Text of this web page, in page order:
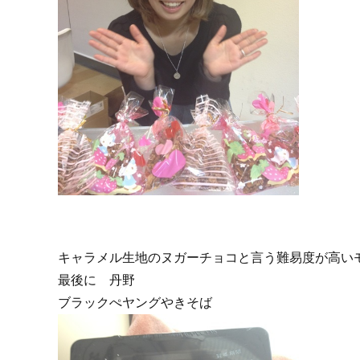
キャラメル生地のヌガーチョコと言う難易度が高い
最後に 丹野
ブラックぺヤングやきそば